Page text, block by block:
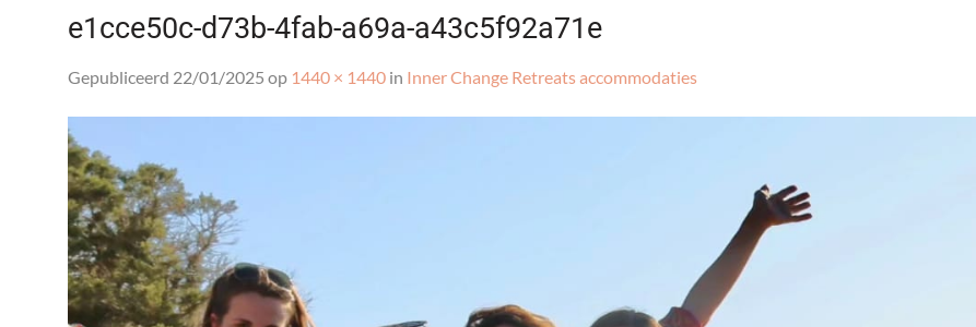
e1cce50c-d73b-4fab-a69a-a43c5f92a71e
Gepubliceerd 22/01/2025 op 1440 × 1440 in Inner Change Retreats accommodaties